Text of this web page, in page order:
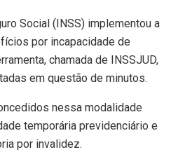
Social (INSS) implementou a
por incapacidade de
chamada de INSSJUD,
em questão de minutos.
nessa modalidade
temporária previdenciário e
por invalidez.